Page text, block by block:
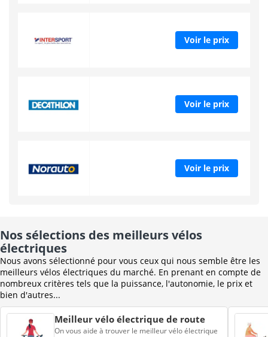
Voir le prix
Voir le prix
Voir le prix
Nos sélections des meilleurs vélos
électriques
Nous avons sélectionné pour vous ceux qui nous semble être les
meilleurs vélos électriques du marché. En prenant en compte de
nombreux critères tels que la puissance, l'autonomie, le prix et
bien d'autres...
Meilleur vélo électrique de route
On vous aide à trouver le meilleur vélo électrique